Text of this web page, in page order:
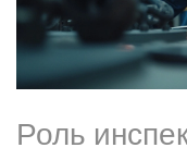
Роль